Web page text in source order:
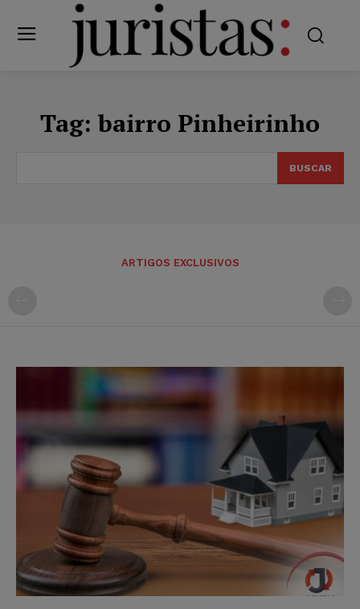
Tag:bairro Pinheirinho
BUSCAR
ARTIGOS EXCLUSIVOS